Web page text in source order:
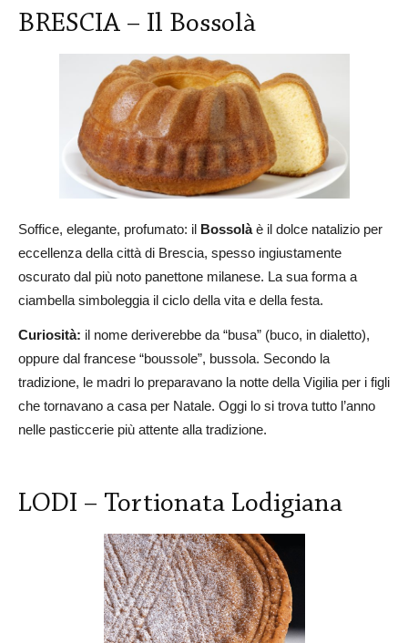
BRESCIA – Il Bossolà
Soffice, elegante, profumato: il Bossolàè il dolce natalizio per
eccellenza della città di Brescia, spesso ingiustamente
oscurato dal più noto panettone milanese. La sua forma a
ciambella simboleggia il ciclo della vita e della festa.
Curiosità: il nome deriverebbe da “busa” (buco, in dialetto),
oppure dal francese “boussole”, bussola. Secondo la
tradizione, le madri lo preparavano la notte della Vigilia per i figli
che tornavano a casa per Natale. Oggi lo si trova tutto l’anno
nelle pasticcerie più attente alla tradizione.
LODI – Tortionata Lodigiana